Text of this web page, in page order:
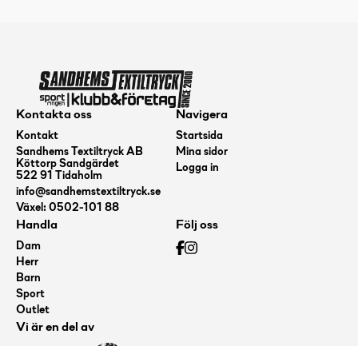
mängd
Kontakta oss
Kontakt
Sandhems Textiltryck AB
Köttorp Sandgärdet
522 91 Tidaholm
info@sandhemstextiltryck.se
Växel: 0502-101 88
Navigera
Startsida
Mina sidor
Logga in
Handla
Dam
Herr
Barn
Sport
Outlet
Följ oss
Vi är en del av